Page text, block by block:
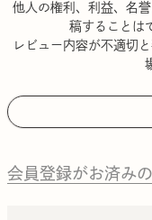
他人の権利、利益、名
稿することは
レビュー内容が不適切
会員登録がお済み